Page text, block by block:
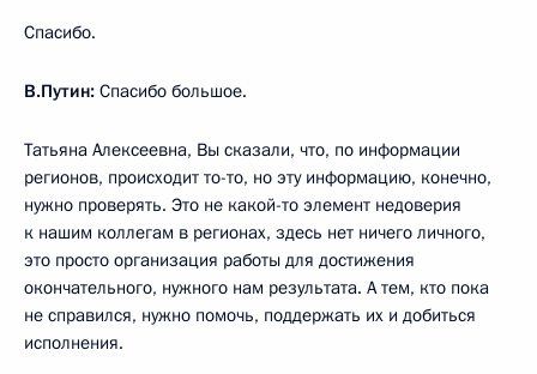
Спасибо.
В.Путин: Спасибо большое.
Татьяна Алексеевна, Вы сказали, что, по информации
регионов, происходит то-то, но эту информацию, конечно,
нужно проверять. Это не какой-то элемент недоверия
к нашим коллегам в регионах, здесь нет ничего личного,
это просто организация работы для достижения
окончательного, нужного нам результата. А тем, кто пока
не справился, нужно помочь, поддержать их и добиться
исполнения.